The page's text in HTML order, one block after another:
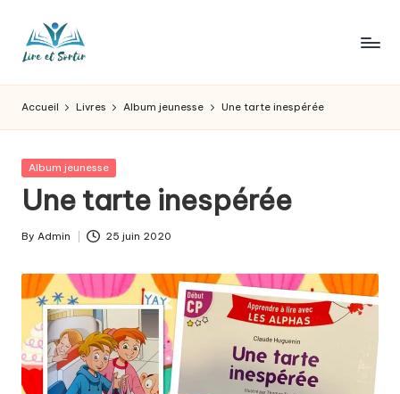
L
ir
e
e
t
s
o
r
t
ir
pour
les
goûts,
pour
les
jours.
Accueil Livres Album jeunesse Une tarte inespérée
Posted
Album jeunesse
Une tarte inespérée
Posted
By Admin 25 juin 2020